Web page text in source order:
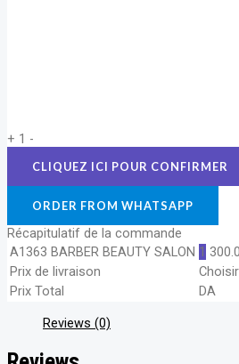
+ 1 -
ORDER FROM WHATSAPP
Récapitulatif de la commande
A1363 BARBER BEAUTY SALON 1
Prix de livraison
Prix Total
DA
Reviews (0)